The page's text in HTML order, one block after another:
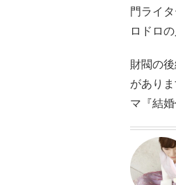
門ライ
ロドロ
財閥の
があり
マ『結